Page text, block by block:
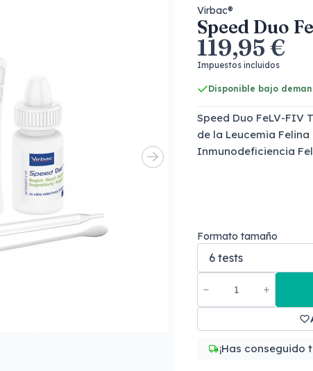
Virbac®
Speed Duo
119,95 €
Impuestos incluidos
Disponible bajo
Speed Duo FeLV-FIV
de la Leucemia Felina
Inmunodeficiencia
Formato tamaño
¡Has conseguido